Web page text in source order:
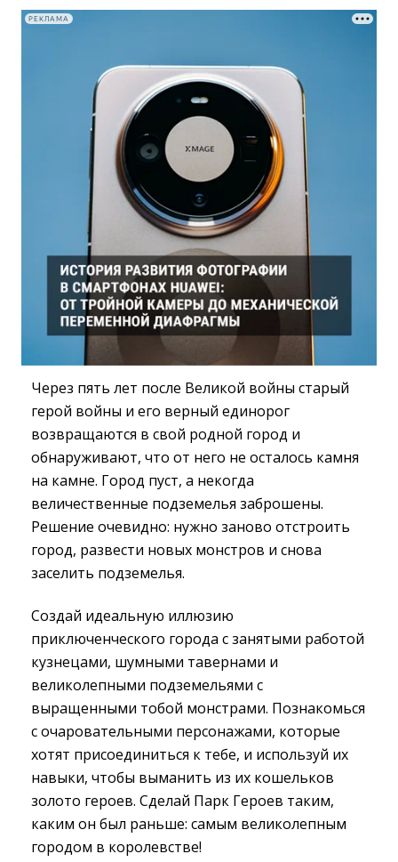
РЕКЛАМА
Через пять лет после Великой войны старый
герой войны и его верный единорог
возвращаются в свой родной город и
обнаруживают, что от него не осталось камня
на камне. Город пуст, а некогда
величественные подземелья заброшены.
Решение очевидно: нужно заново отстроить
город, развести новых монстров и снова
заселить подземелья.
Создай идеальную иллюзию
приключенческого города с занятыми работой
кузнецами, шумными тавернами и
великолепными подземельями с
выращенными тобой монстрами. Познакомься
с очаровательными персонажами, которые
хотят присоединиться к тебе, и используй их
навыки, чтобы выманить из их кошельков
золото героев. Сделай Парк Героев таким,
каким он был раньше: самым великолепным
городом в королевстве!